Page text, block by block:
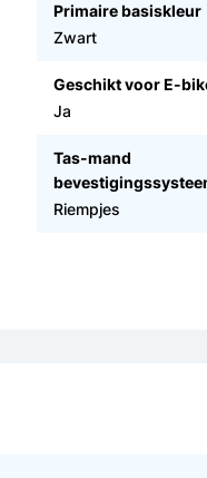
Primaire basiskleur
Zwart
Geschikt voor E-
Ja
Tas-mand
Riempjes